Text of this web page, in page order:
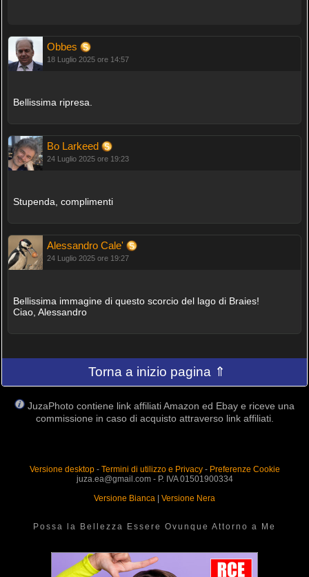
Obbes
18 Luglio 2025 ore 14:57
Bellissima ripresa.
Bo Larkeed
24 Luglio 2025 ore 19:23
Stupenda, complimenti
Alessandro Cale'
24 Luglio 2025 ore 19:27
Bellissima immagine di questo scorcio del lago di Braies!
Ciao, Alessandro
Torna a inizio pagina ⇑
JuzaPhoto contiene link affiliati Amazon ed Ebay e riceve una
commissione in caso di acquisto attraverso link affiliati.
Versione desktop- Termini di utilizzo e Privacy- Preferenze Cookie
juza.ea@gmail.com - P. IVA 01501900334
Versione Bianca
Versione Nera
Possa la Bellezza Essere Ovunque Attorno a Me